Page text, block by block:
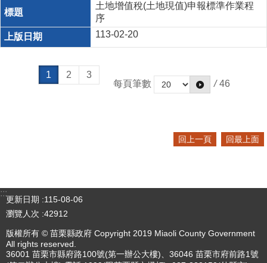
土地增值稅(土地現值)申報標準作業程
序
113-02-20
1 2
3
每頁筆數
/ 46
回上一頁 回最上面
:::
更新日期
115-08-06
瀏覽人次 42912
版權所有 © 苗栗縣政府 Copyright 2019 Miaoli County Government
All rights reserved.
36001 苗栗市縣府路100號(第一辦公大樓)、36046 苗栗市府前路1號